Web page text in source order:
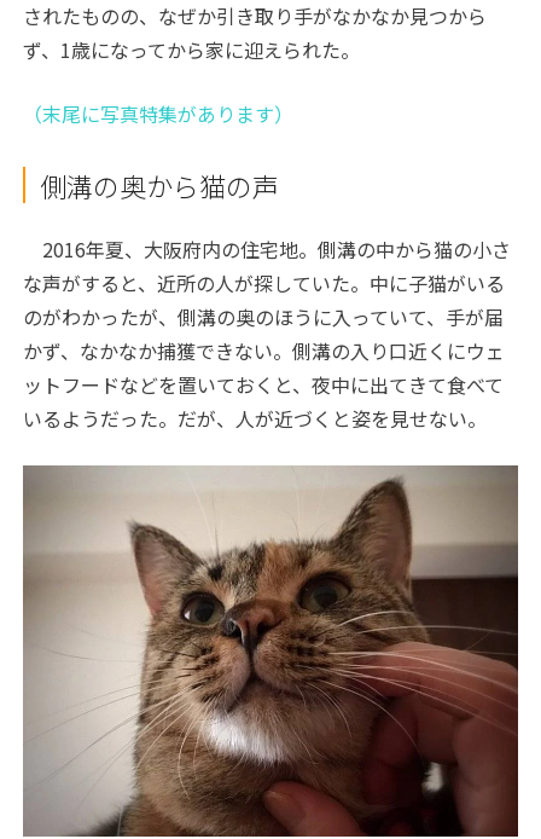
されたものの、なぜか引き取り手がなかなか見つから
ず、 1歳になってから家に迎えられた。
（末尾に写真特集があります）
側溝の奥から猫の声
2016年夏、大阪府内の住宅地。側溝の中から猫の小さ
な声がすると、近所の人が探していた。中に子猫がいる
のがわかったが、側溝の奥のほうに入っていて、手が届
かず、なかなか捕獲できない。側溝の入り口近くにウェ
ットフードなどを置いておくと、夜中に出てきて食べて
いるようだった。だが、人が近づくと姿を見せない。